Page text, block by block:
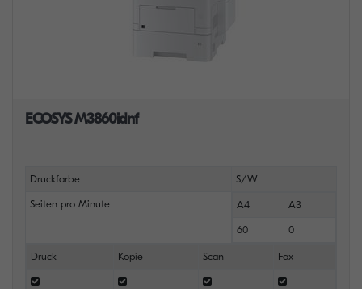
ECOSYS M3860idnf
Druckfarbe S/W
Seiten pro Minute A4 A3
60 0
Druck Kopie Scan Fax